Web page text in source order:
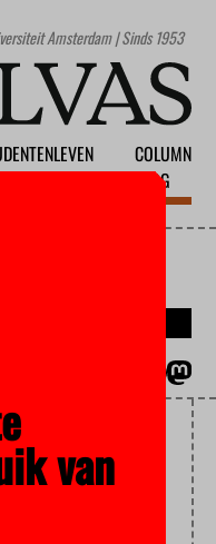
Amsterdam | Sinds 1953
COLUMN
BLOG
van